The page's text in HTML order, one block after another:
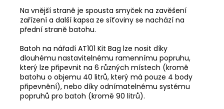
Na vnější straně je spousta smyček na zavěšení
zařízení a další kapsa ze síťoviny se nachází na
přední straně batohu.
Batoh na nářadí AT101 Kit Bag lze nosit díky
dlouhému nastavitelnému ramennímu popruhu,
který lze připevnit na 6 různých místech (kromě
batohu o objemu 40 litrů, který má pouze 4 body
připevnění), nebo díky odnímatelnému systému
popruhů pro batoh (kromě 90 litrů).